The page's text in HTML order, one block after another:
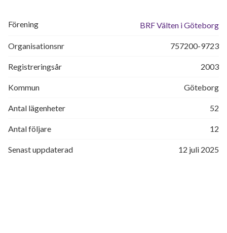
Förening BRF Välten i Göteborg
Organisationsnr 757200-9723
Registreringsår 2003
Kommun Göteborg
Antal lägenheter 52
Antal följare 12
Senast uppdaterad 12 juli 2025